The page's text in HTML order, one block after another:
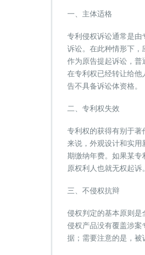
一、主体适格
专利侵权诉讼通常是
诉讼。在此种情形下
作为原告提起诉讼，普
在专利权已经转让给
告不具备诉讼体资格。
二、专利权失效
专利权的获得有别于
来说，外观设计和实
期缴纳年费。如果某专
原权利人也就无权起诉
三、不侵权抗辩
侵权判定的基本原则
侵权产品没有覆盖涉
据；需要注意的是，被